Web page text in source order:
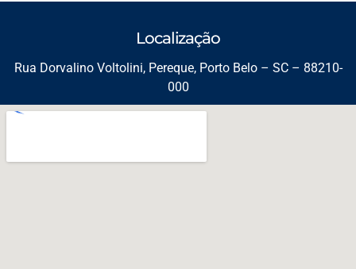
Localização
Rua Dorvalino Voltolini, Pereque, Porto Belo – SC – 88210-
000